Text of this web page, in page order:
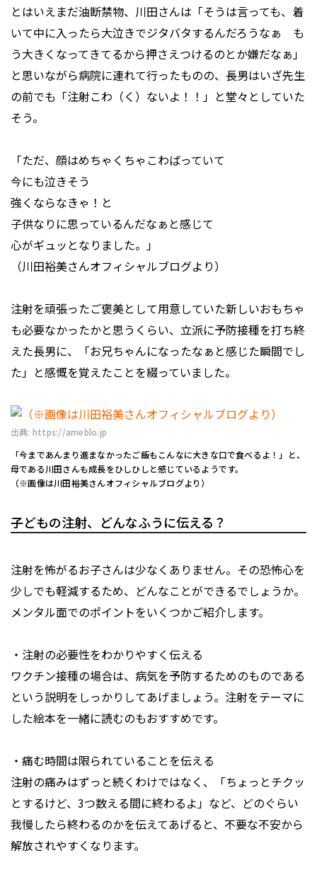
とはいえまだ油断禁物、川田さんは「そうは言っても、着
いて中に入ったら大泣きでジタバタするんだろうなぁ も
う大きくなってきてるから押さえつけるのとか嫌だなぁ」
と思いながら病院に連れて行ったものの、長男はいざ先生
の前でも「注射こわ（く）ないよ！！」と堂々としていた
そう。
「ただ、顔はめちゃくちゃこわばっていて
今にも泣きそう
強くならなきゃ！と
子供なりに思っているんだなぁと感じて
心がギュッとなりました。」
（川田裕美さんオフィシャルブログより）
注射を頑張ったご褒美として用意していた新しいおもちゃ
も必要なかったかと思うくらい、立派に予防接種を打ち終
えた長男に、「お兄ちゃんになったなぁと感じた瞬間でし
た」と感慨を覚えたことを綴っていました。
出典: https://ameblo.jp
「今まであんまり進まなかったご飯もこんなに大きな口で食べるよ！」と、
母である川田さんも成長をひしひしと感じているようです。
（※画像は川田裕美さんオフィシャルブログより）
子どもの注射、どんなふうに伝える？
注射を怖がるお子さんは少なくありません。その恐怖心を
少しでも軽減するため、どんなことができるでしょうか。
メンタル面でのポイントをいくつかご紹介します。
・注射の必要性をわかりやすく伝える
ワクチン接種の場合は、病気を予防するためのものである
という説明をしっかりしてあげましょう。注射をテーマに
した絵本を一緒に読むのもおすすめです。
・痛む時間は限られていることを伝える
注射の痛みはずっと続くわけではなく、「ちょっとチクッ
とするけど、3つ数える間に終わるよ」など、どのぐらい
我慢したら終わるのかを伝えてあげると、不要な不安から
解放されやすくなります。